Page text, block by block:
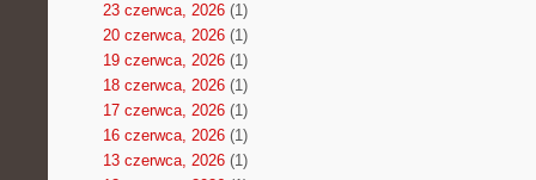
23 czerwca, 2026(1)
20 czerwca, 2026(1)
19 czerwca, 2026(1)
18 czerwca, 2026(1)
17 czerwca, 2026(1)
16 czerwca, 2026(1)
13 czerwca, 2026(1)